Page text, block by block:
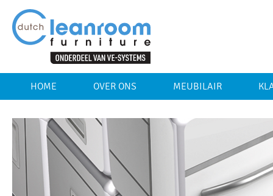
HOME OVER ONS MEUBILAIR